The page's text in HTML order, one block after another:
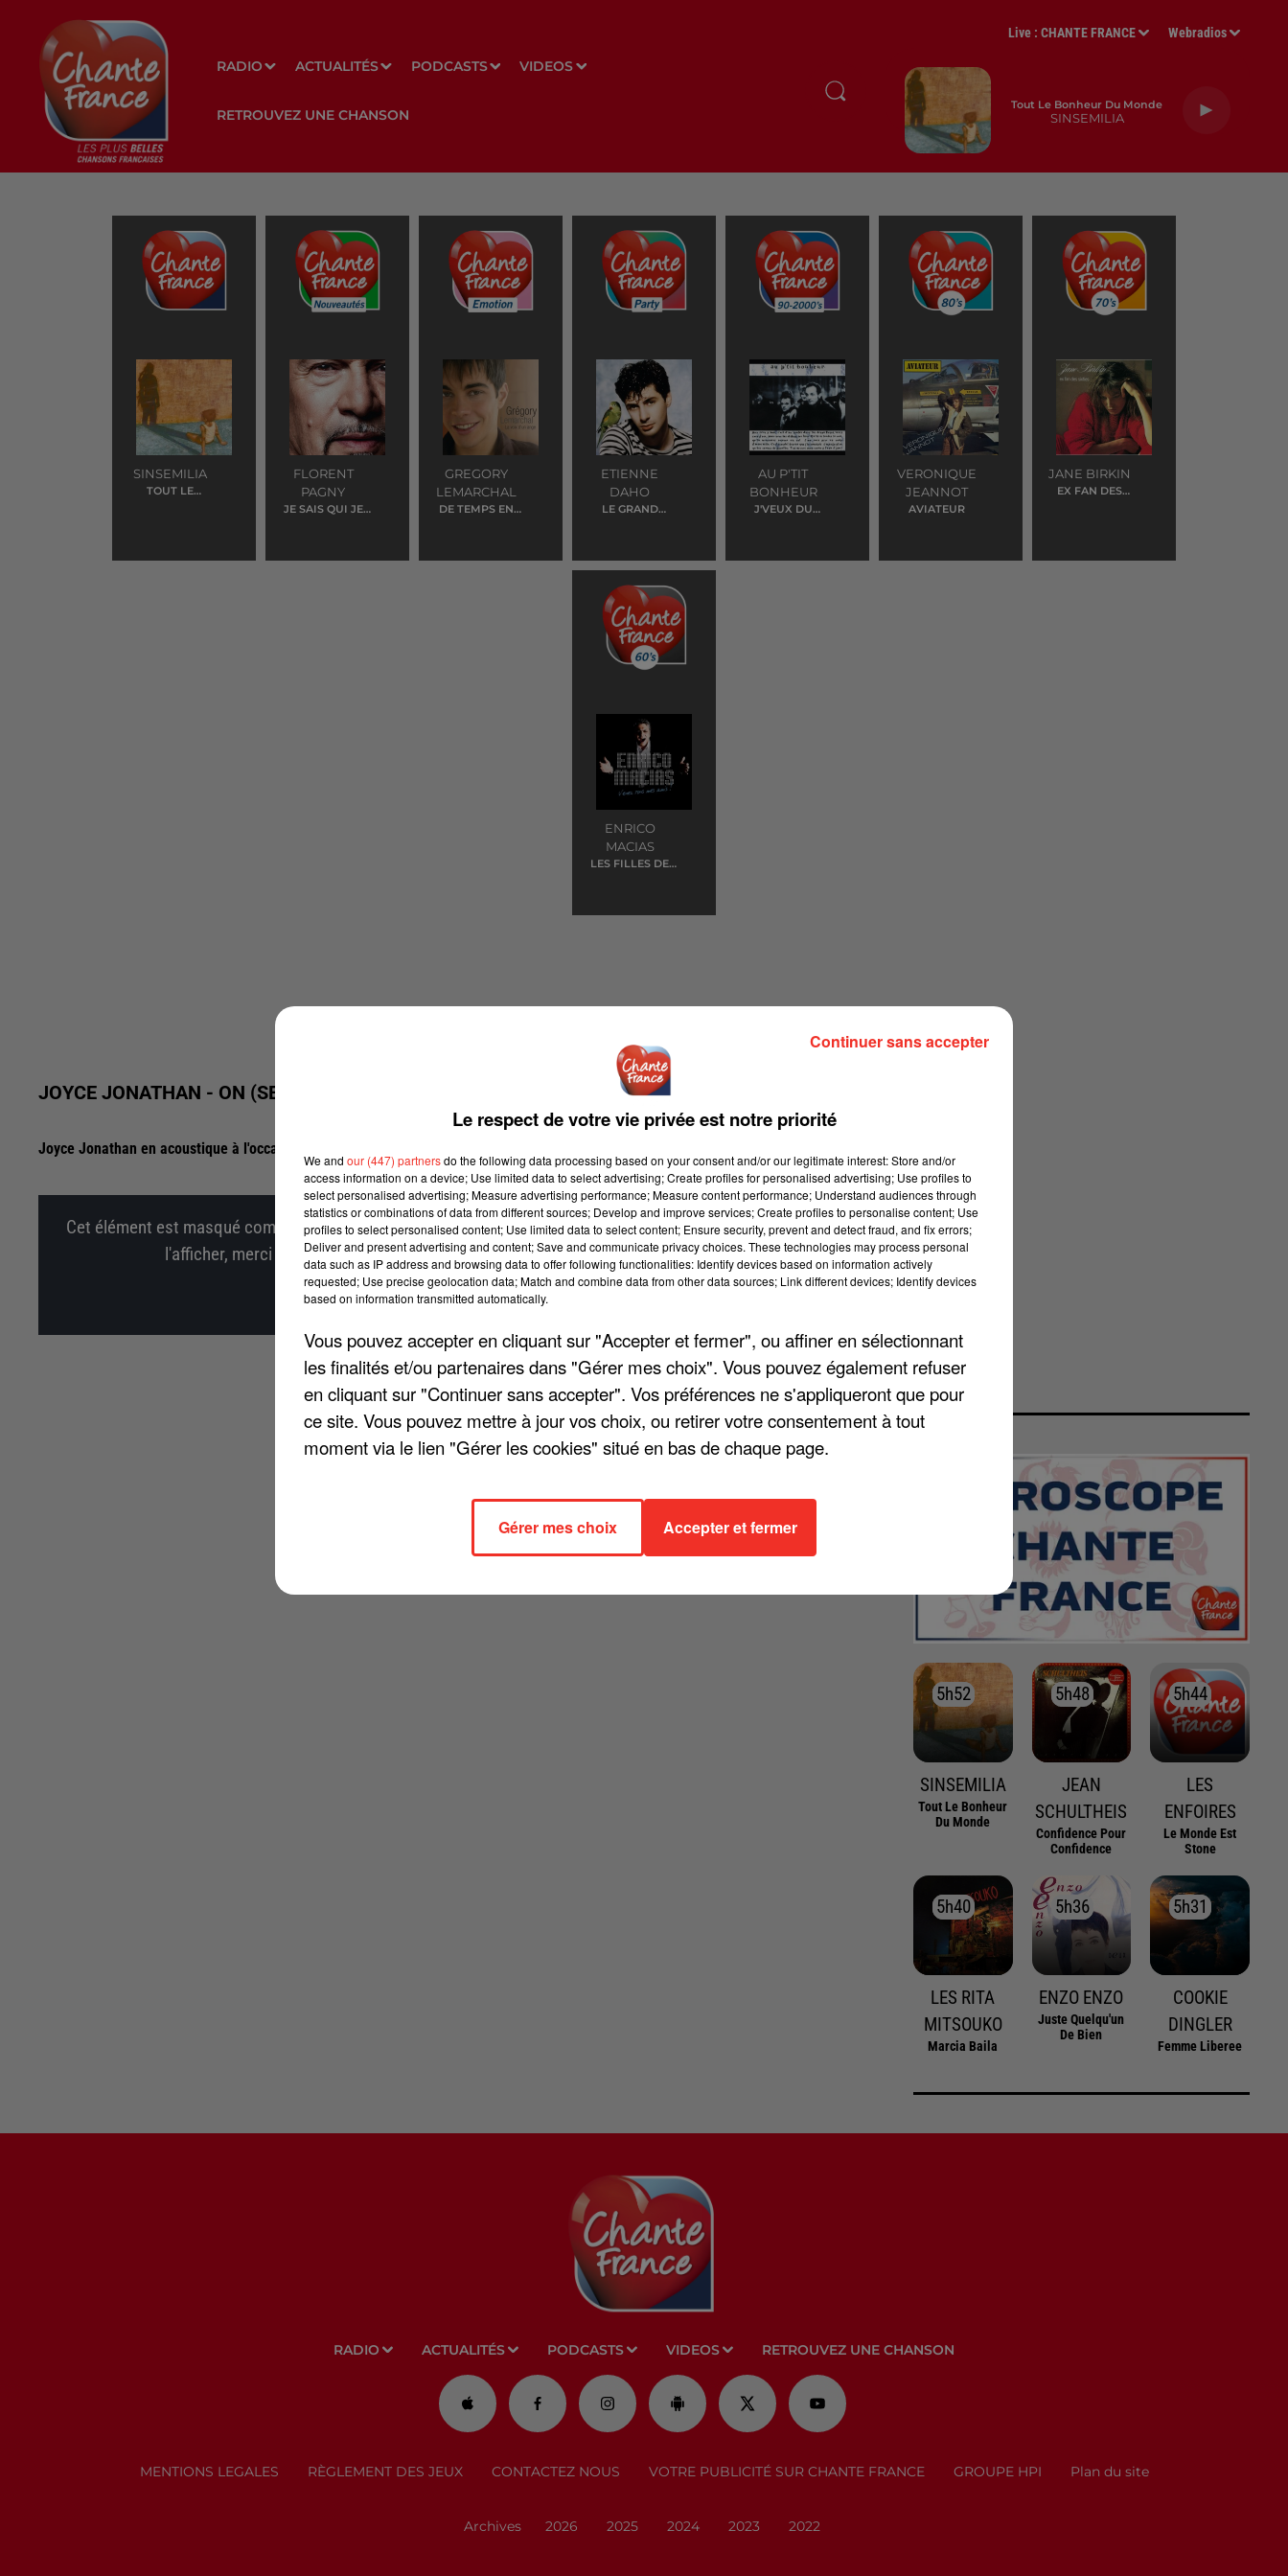
RADIO ACTUALITÉS PODCASTS VIDEOS
RETROUVEZ UNE CHANSON
Live :CHANTE FRANCE Webradios
Tout Le Bonheur Du Monde
SINSEMILIA
SINSEMILIA
TOUT LE
FLORENT
PAGNY
JE SAIS QUI JE
GREGORY
LEMARCHAL
DE TEMPS EN
ETIENNE
DAHO
LE GRAND
AU P'TIT
BONHEUR
J'VEUX DU
VERONIQUE
JEANNOT
AVIATEUR
JANE BIRKIN
EX FAN DES
ENRICO
MACIAS
LES FILLES DE
JOYCE JONATHAN - ON (SESSION CHANTE FRANCE)
Joyce Jonathan en acoustique à l'occasion de son Interview sur CHANTE FRANCE, diffusée en Octobre 2018
Cet élément est masqué compte-tenu du refus du dépôt de cookies que vous avez exprimé. Si vous souhaitez
l'afficher, merci de nous donner votre accord en cliquant sur le bouton ci-dessous.
Afficher l'élément
5h52
5h52
SINSEMILIA
Tout Le Bonheur
Du Monde
5h48
5h48
JEAN
SCHULTHEIS
Confidence Pour
Confidence
5h44
5h44
LES
ENFOIRES
Le Monde Est
Stone
5h40
5h40
LES RITA
MITSOUKO
Marcia Baila
5h36
5h36
ENZO ENZO
Juste Quelqu'un
De Bien
5h31
5h31
COOKIE
DINGLER
Femme Liberee
RADIO ACTUALITÉS PODCASTS VIDEOS RETROUVEZ UNE CHANSON
MENTIONS LEGALES RÈGLEMENT DES JEUX CONTACTEZ NOUS VOTRE PUBLICITÉ SUR CHANTE FRANCE GROUPE HPI Plan du site
Archives 2026 2025 2024 2023 2022
Le respect de votre vie privée est notre priorité
We and our (447) partnersdo the following data processing based on your consent and/or our legitimate interest: Store and/or
access information on a device; Use limited data to select advertising; Create profiles for personalised advertising; Use profiles to
select personalised advertising; Measure advertising performance; Measure content performance; Understand audiences through
statistics or combinations of data from different sources; Develop and improve services; Create profiles to personalise content; Use
profiles to select personalised content; Use limited data to select content; Ensure security, prevent and detect fraud, and fix errors;
Deliver and present advertising and content; Save and communicate privacy choices. These technologies may process personal
data such as IP address and browsing data to offer following functionalities: Identify devices based on information actively
requested; Use precise geolocation data; Match and combine data from other data sources; Link different devices; Identify devices
based on information transmitted automatically.
Vous pouvez accepter en cliquant sur "Accepter et fermer", ou affiner en sélectionnant
les finalités et/ou partenaires dans "Gérer mes choix". Vous pouvez également refuser
en cliquant sur "Continuer sans accepter". Vos préférences ne s'appliqueront que pour
ce site. Vous pouvez mettre à jour vos choix, ou retirer votre consentement à tout
moment via le lien "Gérer les cookies" situé en bas de chaque page.
Gérer mes choix Accepter et fermer
Continuer sans accepter